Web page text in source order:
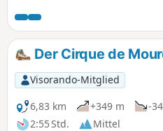
Der Cirque de
Visorando-Mitglied
6,83 km
+349 m
-
2:55 Std.
Mittel